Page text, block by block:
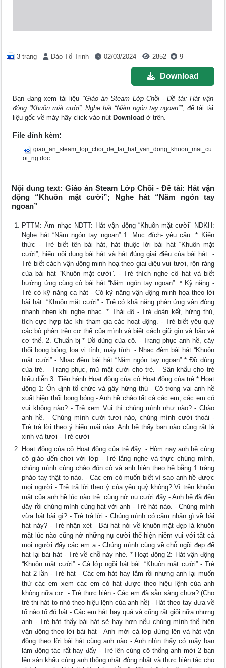
3 trang Đào Tố Trinh 02/03/2024 2852 9
Download
Bạn đang xem tài liệu "Giáo án Steam Lớp Chồi - Đề tài: Hát vận
động “Khuôn mặt cười”; Nghe hát “Năm ngón tay ngoan”", để tải tài
liệu gốc về máy hãy click vào nút Download ở trên.
File đính kèm:
giao_an_steam_lop_choi_de_tai_hat_van_dong_khuon_mat_cu
oi_ng.doc
Nội dung text: Giáo án Steam Lớp Chồi - Đề tài: Hát vận
động “Khuôn mặt cười”; Nghe hát “Năm ngón tay
ngoan”
PTTM: Âm nhạc NDTT: Hát vận động “Khuôn mặt cười” NDKH:
Nghe hát “Năm ngón tay ngoan” 1. Mục đích- yêu cầu: * Kiến
thức - Trẻ biết tên bài hát, hát thuộc lời bài hát “Khuôn mặt
cười”, hiểu nội dung bài hát và hát đúng giai điệu của bài hát. -
Trẻ biết cách vận động minh hoạ theo giai điệu vui tươi, rộn ràng
của bài hát “Khuôn mặt cười”. - Trẻ thích nghe cô hát và biết
hưởng ứng cùng cô bài hát “Năm ngón tay ngoan”. * Kỹ năng -
Trẻ có kỹ năng ca hát - Có kỹ năng vận động minh họa theo lời
bài hát: “Khuôn mặt cười” - Trẻ có khả năng phản ứng vận động
nhanh nhẹn khi nghe nhạc. * Thái độ - Trẻ đoàn kết, hứng thú,
tích cực hợp tác khi tham gia các hoạt động. - Trẻ biết yêu quý
các bộ phận trên cơ thể của mình và biết cách giữ gìn và bảo vệ
cơ thể. 2. Chuẩn bị * Đồ dùng của cô. - Trang phục anh hề, cây
thổi bong bóng, loa vi tính, máy tính. - Nhạc đệm bài hát “Khuôn
mặt cười” - Nhạc đệm bài hát “Năm ngón tay ngoan” * Đồ dùng
của trẻ. - Trang phục, mũ mặt cười cho trẻ. - Sân khấu cho trẻ
biểu diễn 3. Tiến hành Hoạt động của cô Hoạt động của trẻ * Hoạt
động 1: Ổn định tổ chức và gây hứng thú - Cô trong vai anh hề
xuất hiện thổi bong bóng - Anh hề chào tất cả các em, các em có
vui không nào? - Trẻ xem Vui thì chúng mình như nào? - Chào
anh hề. - Chúng mình cười tươi nào, chúng mình cười thoải -
Trẻ trả lời theo ý hiểu mái nào. Anh hề thấy bạn nào cũng rất là
xinh và tươi - Trẻ cười
Hoạt động của cô Hoạt động của trẻ đấy. - Hôm nay anh hề cùng
cô giáo đến chơi với lớp - Trẻ lắng nghe và thực chúng mình,
chúng mình cùng chào đón cô và anh hiện theo hề bằng 1 tràng
pháo tay thật to nào. - Các em có muốn biết vì sao anh hề được
mọi người - Trẻ trả lời theo ý của yêu quý không? Vì trên khuôn
mặt của anh hề lúc nào trẻ. cũng nở nụ cười đấy - Anh hề đã đến
đây rồi chúng mình cùng hát với anh - Trẻ hát nào. - Chúng mình
vừa hát bài gì? - Trẻ trả lời - Chúng mình có cảm nhận gì về bài
hát này? - Trẻ nhận xét - Bài hát nói về khuôn mặt đẹp là khuôn
mặt lúc nào cũng nở những nụ cười thể hiện niềm vui với tất cả
mọi người đấy các em ạ - Chúng mình cùng về chỗ ngồi đẹp để
hát lại bài hát - Trẻ về chỗ này nhé. * Hoạt động 2: Hát vận động
“Khuôn mặt cười” - Cả lớp ngồi hát bài: “Khuôn mặt cười” - Trẻ
hát 2 lần - Trẻ hát - Các em hát hay lắm rồi nhưng anh lại muốn
thử các em xem các em có hát được theo hiệu lệnh của anh
không nữa cơ. - Trẻ thực hiện - Các em đã sẵn sàng chưa? (Cho
trẻ thi hát to nhỏ theo hiệu lệnh của anh hề) - Hát theo tay đưa về
tổ nào tổ đó hát - Các em hát hay quá và cũng rất giỏi nữa nhưng
anh - Trẻ hát thấy bài hát sẽ hay hơn nếu chúng mình thể hiện
vận động theo lời bài hát - Anh mời cả lớp đứng lên và hát vận
động theo lời bài hát cùng anh nào - Anh nhìn thấy có mấy bạn
làm động tác rất hay đấy - Trẻ lên cùng cô thống anh mời 2 bạn
lên sân khấu cùng anh thống nhất động nhất và thực hiện tác cho